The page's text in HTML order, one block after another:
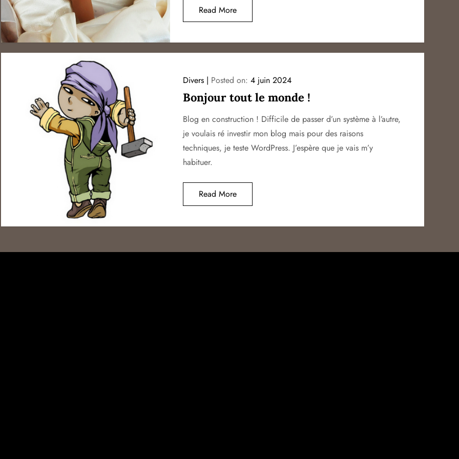
Read More
Divers Posted on: 4 juin 2024
Bonjour tout le monde !
Blog en construction ! Difficile de passer d’un système à l’autre,
je voulais ré investir mon blog mais pour des raisons
techniques, je teste WordPress. J’espère que je vais m’y
habituer.
Read More